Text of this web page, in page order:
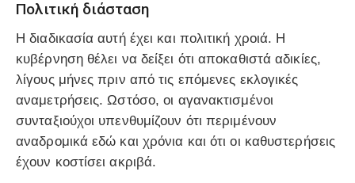
Πολιτική διάσταση
Η διαδικασία αυτή έχει και πολιτική χροιά. Η
κυβέρνηση θέλει να δείξει ότι αποκαθιστά αδικίες,
λίγους μήνες πριν από τις επόμενες εκλογικές
αναμετρήσεις. Ωστόσο, οι αγανακτισμένοι
συνταξιούχοι υπενθυμίζουν ότι περιμένουν
αναδρομικά εδώ και χρόνια και ότι οι καθυστερήσεις
έχουν κοστίσει ακριβά.